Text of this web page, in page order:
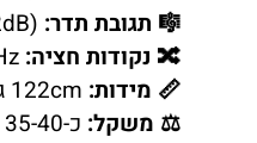
🎼 תגובת תדר:
🔀 נקודות חציה:
📏 מידות:
⚖️ משקל: כ-35-40 ק"ג ליחידה